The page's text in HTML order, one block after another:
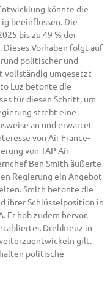
könnte die
beeinflussen. Die
bis zu 49 % der
Vorhaben folgt auf
politischer und
vollständig umgesetzt
Luz betonte die
für diesen Schritt, um
strebt eine
an und erwartet
von Air France-
von TAP Air
Ben Smith äußerte
Regierung ein Angebot
Smith betonte die
ihrer Schlüsselposition in
Er hob zudem hervor,
Drehkreuz in
gilt.
politische